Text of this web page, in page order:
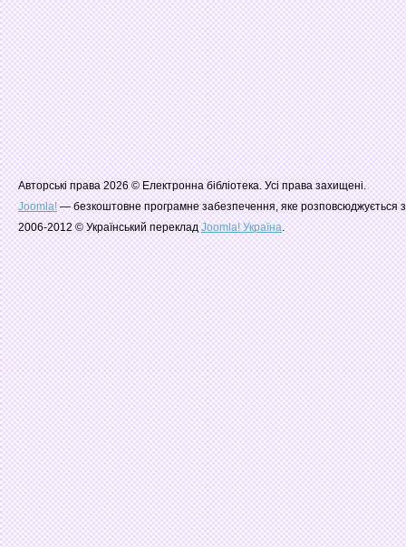
Авторські права 2026 © Електронна бібліотека. Усі права захищені.
Joomla!— безкоштовне програмне забезпечення, яке розповсюджується
2006-2012 © Український перекладJoomla! Україна.